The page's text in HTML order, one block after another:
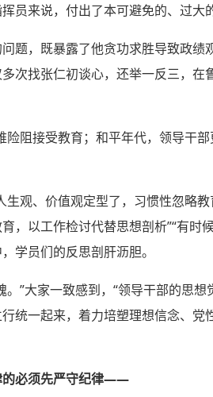
员来说，付出了本可避免的、过大
题，既暴露了他贪功求胜导致政
次找张仁初谈心，还举一反三，
险阻接受教育；和平年代，领导干
观、价值观定型了，习惯性忽略
，以工作检讨代替思想剖析”“有
学员们的反思剖肝沥胆。
”大家一致感到，“领导干部的思
统一起来，着力培塑理想信念、
的必须先严守纪律——